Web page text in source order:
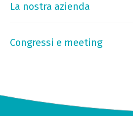
La nostra azienda
Congressi e meeting